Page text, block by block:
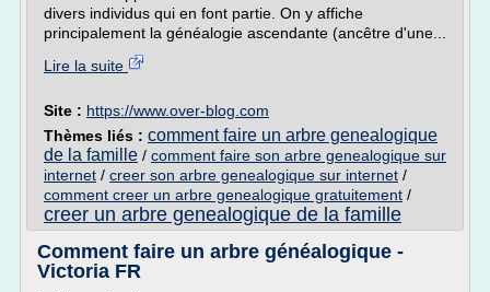
divers individus qui en font partie. On y affiche
principalement la généalogie ascendante (ancêtre d'une...
Lire la suite
Site : https://www.over-blog.com
Thèmes liés : comment faire un arbre genealogique
de la famille / comment faire son arbre genealogique sur
internet / creer son arbre genealogique sur internet /
comment creer un arbre genealogique gratuitement /
creer un arbre genealogique de la famille
Comment faire un arbre généalogique -
Victoria FR